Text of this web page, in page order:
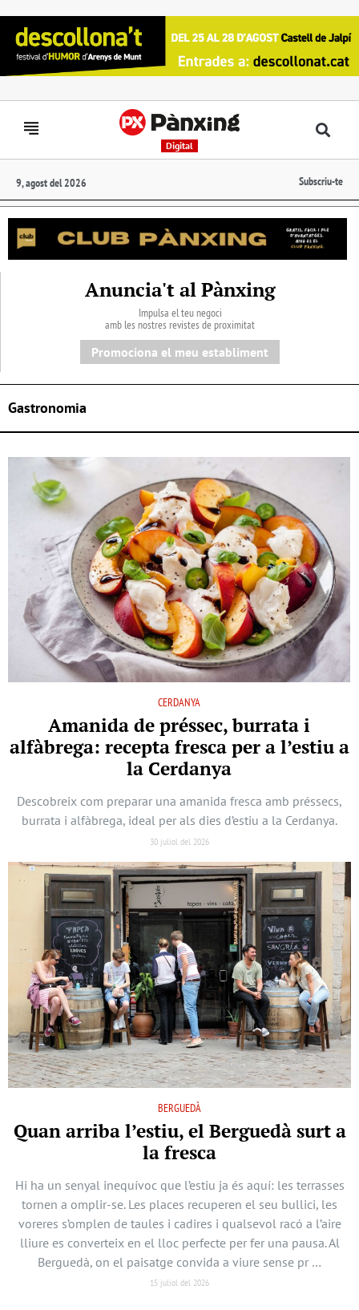
Digital
9, agost del 2026 Subscriu-te
Anuncia't al Pànxing
Impulsa el teu negoci
amb les nostres revistes de proximitat
Promociona el meu establiment
Gastronomia
CERDANYA
Amanida de préssec, burrata i
alfàbrega: recepta fresca per a l’estiu a
la Cerdanya
Descobreix com preparar una amanida fresca amb préssecs,
burrata i alfàbrega, ideal per als dies d’estiu a la Cerdanya.
30 juliol del 2026
BERGUEDÀ
Quan arriba l’estiu, el Berguedà surt a
la fresca
Hi ha un senyal inequívoc que l’estiu ja és aquí: les terrasses
tornen a omplir-se. Les places recuperen el seu bullici, les
voreres s’omplen de taules i cadires i qualsevol racó a l’aire
lliure es converteix en el lloc perfecte per fer una pausa. Al
Berguedà, on el paisatge convida a viure sense pr …
15 juliol del 2026